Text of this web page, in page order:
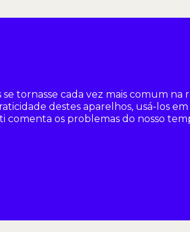
tornasse cada vez mais comum na
destes aparelhos, usá-los
comenta os problemas do nosso